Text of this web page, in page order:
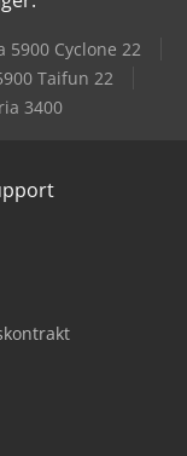
5900 Cyclone 22
Taifun 22
3400